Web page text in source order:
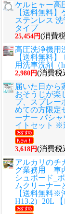
ケルヒャー高
【送料無料
ステンレス
タイプ
25,454円(消費
高圧洗浄機用
【送料無料
用洗車洗剤（
2,980円(消費税
届いた日から
おそうじが楽
プ、スプレー
めての方限定
ーナー パシ
イトセット ※
3,618円(消費税
アルカリのチ
グ業務用 車
シュボード_
ムクリーナー
【送料無料※
H13.2）20L